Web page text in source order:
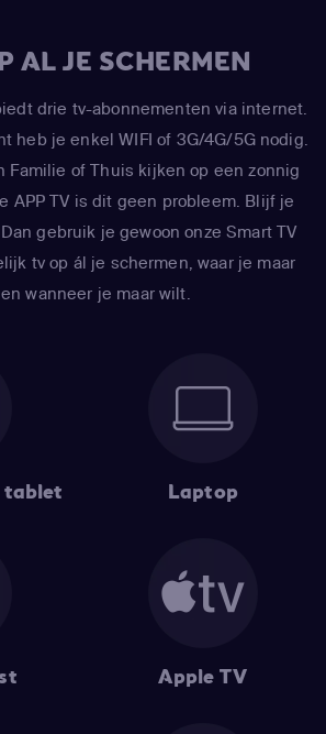
AL JE SCHERMEN
drie tv-abonnementen via internet.
heb je enkel WIFI of 3G/4G/5G nodig.
Familie of Thuis kijken op een zonnig
APP TV is dit geen probleem. Blijf je
gebruik je gewoon onze Smart TV
tv op ál je schermen, waar je maar
wanneer je maar wilt.
tablet Laptop
Apple TV